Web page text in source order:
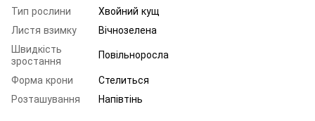
Тип рослини
Хвойний кущ
Листя взимку
Вічнозелена
Швидкість
зростання
Повільноросла
Форма крони
Стелиться
Розташування
Напівтінь